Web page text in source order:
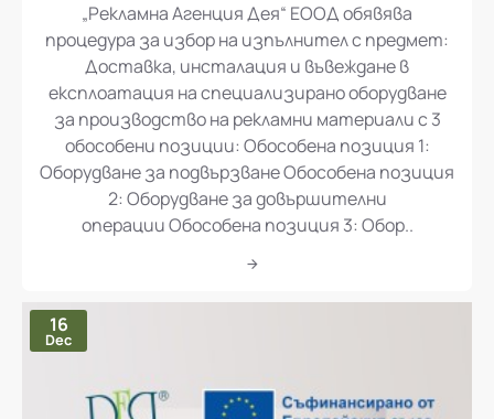
„Рекламна Агенция Дея“ ЕООД обявява
процедура за избор на изпълнител с предмет:
Доставка, инсталация и въвеждане в
експлоатация на специализирано оборудване
за производство на рекламни материали с 3
обособени позиции: Обособена позиция 1:
Оборудване за подвързване Обособена позиция
2: Оборудване за довършителни
операции Обособена позиция 3: Обор..
16
Dec